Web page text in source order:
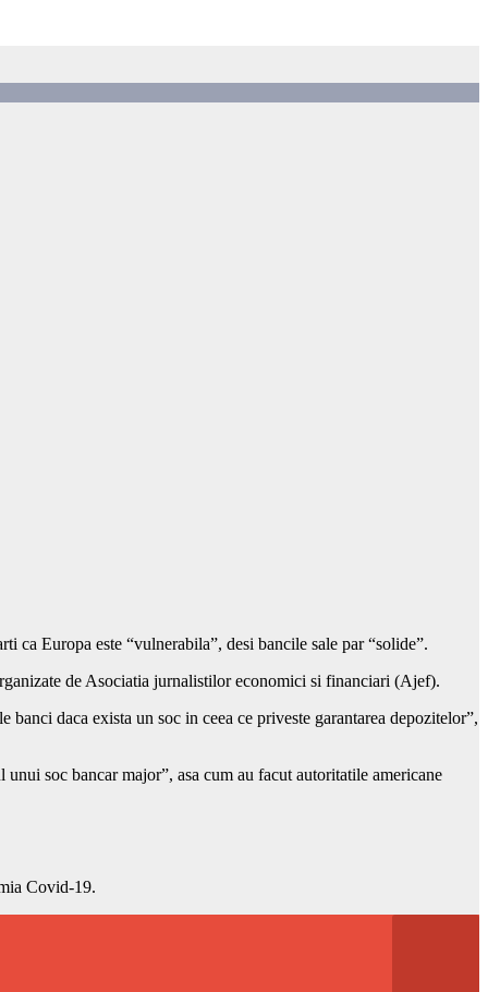
Europa este “vulnerabila”, desi bancile sale par “solide”.
de Asociatia jurnalistilor economici si financiari (Ajef).
daca exista un soc in ceea ce priveste garantarea depozitelor”,
soc bancar major”, asa cum au facut autoritatile americane
Covid-19.